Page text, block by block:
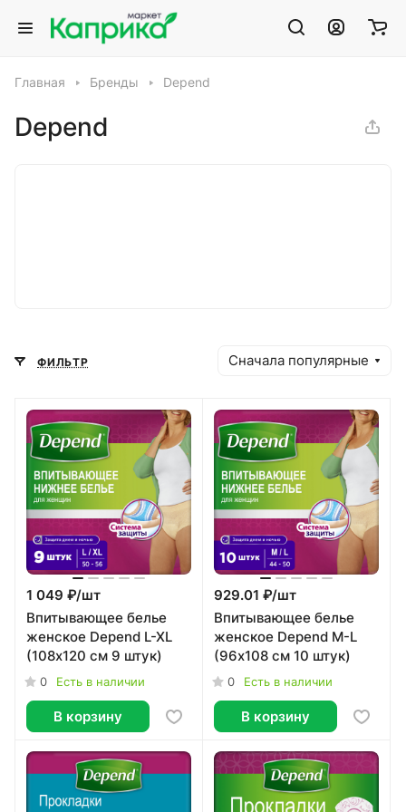
Главная Бренды Depend
Depend
ФИЛЬТР Сначала популярные
1 049 ₽/шт
Впитывающее белье
женское Depend L-XL
(108х120 см 9 штук)
0 Есть в наличии
В корзину
929.01 ₽/шт
Впитывающее белье
женское Depend M-L
(96х108 см 10 штук)
0 Есть в наличии
В корзину